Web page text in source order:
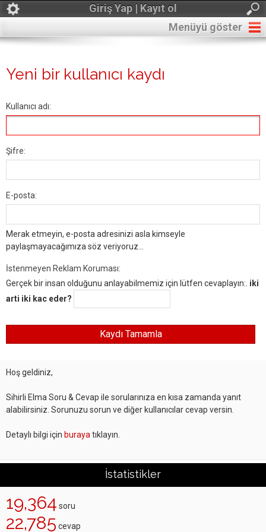
Giriş Yap | Kayıt ol
Menüyü göster
Yeni bir kullanıcı kaydı
Kullanıcı adı:
Şifre:
E-posta:
Merak etmeyin, e-posta adresinizi asla kimseyle
paylaşmayacağımıza söz veriyoruz...
İstenmeyen Reklam Koruması:
Gerçek bir insan olduğunu anlayabilmemiz için lütfen cevaplayın:. iki
arti iki kac eder?
Hoş geldiniz,
Sihirli Elma Soru & Cevap ile sorularınıza en kısa zamanda yanıt
alabilirsiniz. Sorunuzu sorun ve diğer kullanıcılar cevap versin.
Detaylı bilgi için buraya tıklayın.
İstatistikler
19,364 soru
22,785 cevap